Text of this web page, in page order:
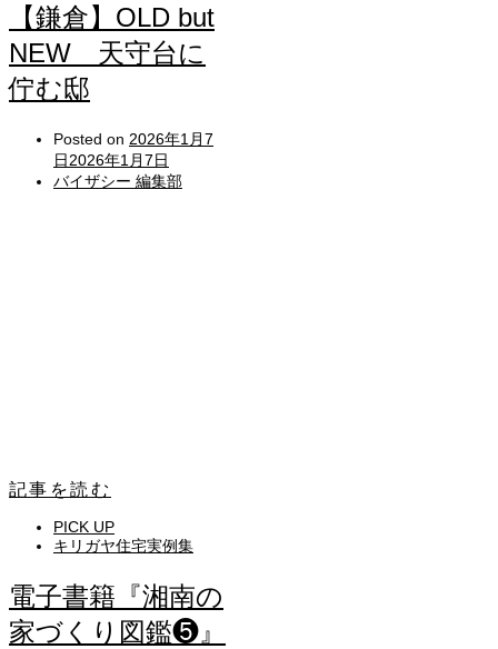
【鎌倉】OLD but
NEW 天守台に
佇む邸
Posted on 2026年1月7
日2026年1月7日
バイザシー 編集部
記事を読む
PICK UP
キリガヤ住宅実例集
電子書籍『湘南の
家づくり図鑑❺』